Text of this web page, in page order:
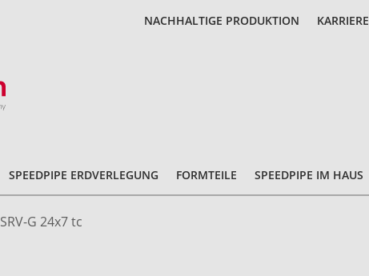
NACHHALTIGE PRODUKTION KARRIERE
SPEEDPIPE ERDVERLEGUNG FORMTEILE SPEEDPIPE IM HAUS
SRV-G 24x7 tc